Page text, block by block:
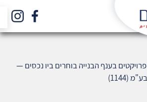
בענף הבנייה בוחרים ביו נכסים —
(1144)